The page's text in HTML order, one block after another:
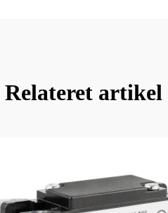
Relateret artikel